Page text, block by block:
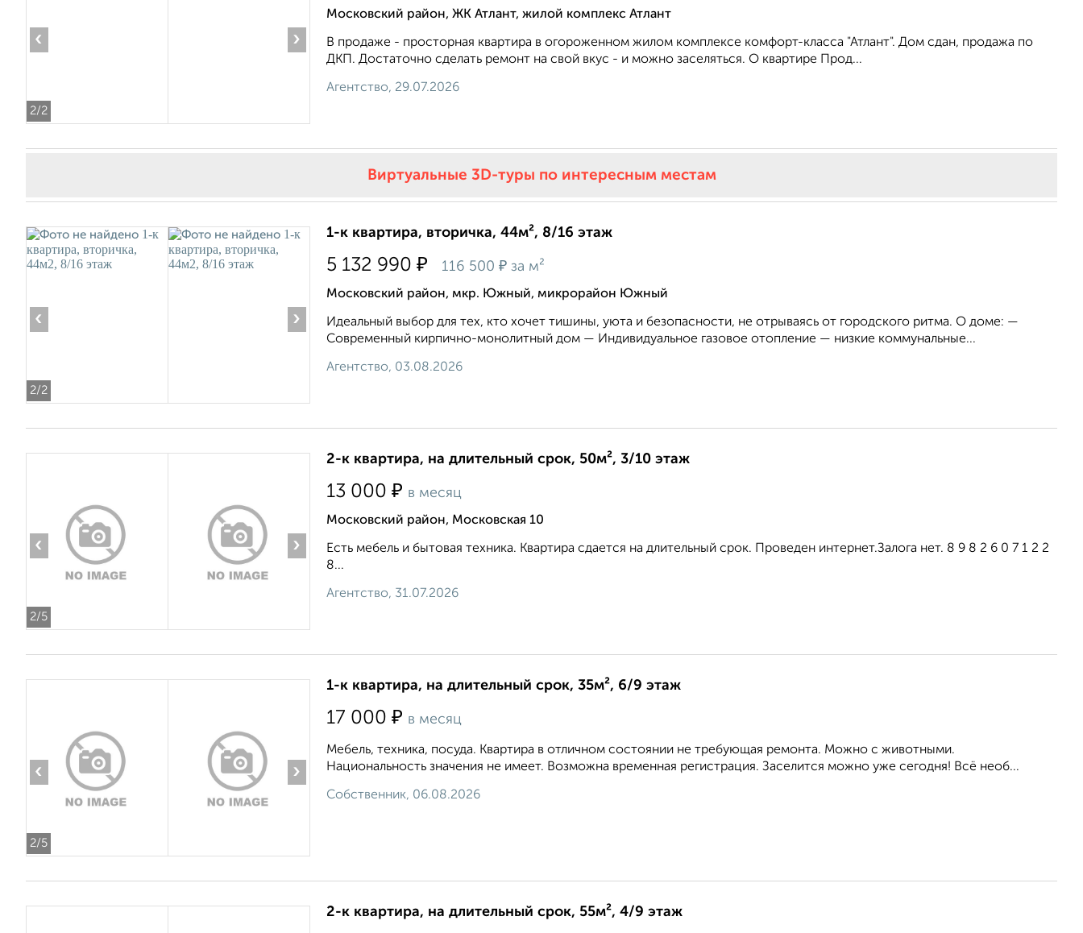
2/2
‹ ›
Московский район, ЖК Атлант, жилой комплекс Атлант
В продаже - просторная квартира в огороженном жилом комплексе комфорт-класса "Атлант". Дом сдан, продажа по
ДКП. Достаточно сделать ремонт на свой вкус - и можно заселяться. О квартире Прод...
Агентство, 29.07.2026
Виртуальные 3D-туры по интересным местам
2/2
‹ ›
1-к квартира, вторичка, 44м², 8/16 этаж
5 132 990 ₽ 116 500 ₽ за м²
Московский район, мкр. Южный, микрорайон Южный
Идеальный выбор для тех, кто хочет тишины, уюта и безопасности, не отрываясь от городского ритма. О доме: —
Современный кирпично-монолитный дом — Индивидуальное газовое отопление — низкие коммунальные...
Агентство, 03.08.2026
2/5
‹ ›
2-к квартира, на длительный срок, 50м², 3/10 этаж
13 000 ₽ в месяц
Московский район, Московская 10
Есть мебель и бытовая техника. Квартира сдается на длительный срок. Проведен интернет.Залога нет. 8 9 8 2 6 0 7 1 2 2
8...
Агентство, 31.07.2026
2/5
‹ ›
1-к квартира, на длительный срок, 35м², 6/9 этаж
17 000 ₽ в месяц
Мебель, техника, посуда. Квартира в отличном состоянии не требующая ремонта. Можно с животными.
Национальность значения не имеет. Возможна временная регистрация. Заселится можно уже сегодня! Всё необ...
Собственник, 06.08.2026
2-к квартира, на длительный срок, 55м², 4/9 этаж